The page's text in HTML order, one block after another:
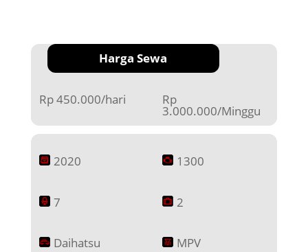
Harga Sewa
Rp 450.000/hari Rp
3.000.000/Minggu
2020 1300
7 2
Daihatsu MPV